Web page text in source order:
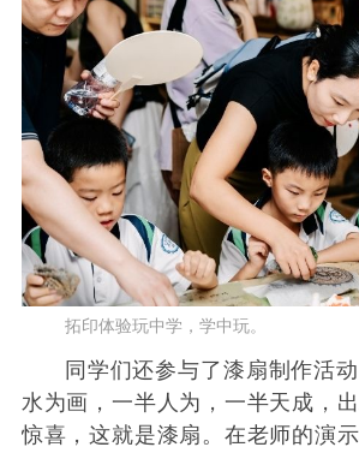
拓印体验玩中学，学中玩。
同学们还参与了漆扇制作活
水为画，一半人为，一半天成，
惊喜，这就是漆扇。在老师的演